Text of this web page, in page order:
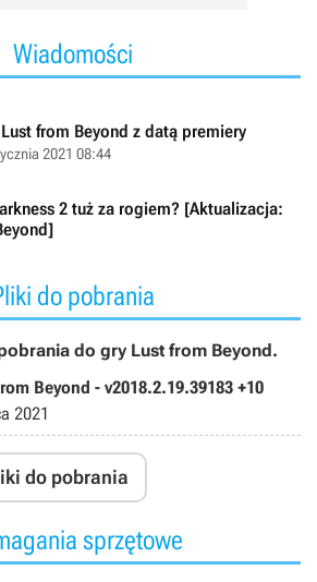
Wiadomości
from Beyond z datą premiery
2021 08:44
2 tuż za rogiem? [Aktualizacja:
do pobrania
do gry Lust from Beyond.
Beyond - v2018.2.19.39183 +10
2021
do pobrania
sprzętowe